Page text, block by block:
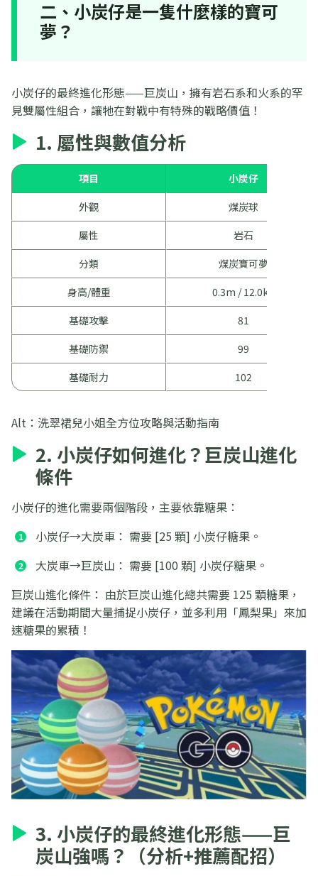
二、小炭仔是一隻什麼樣的寶可
夢？
小炭仔的最終進化形態——巨炭山，擁有岩石系和火系的罕
見雙屬性組合，讓牠在對戰中有特殊的戰略價值！
1. 屬性與數值分析
項目
小炭仔
外觀
煤炭球
屬性
岩石
分類
煤炭寶可夢
身高/體重
0.3m / 12.0kg
基礎攻擊
81
基礎防禦
99
基礎耐力
102
Alt：洗翠裙兒小姐全方位攻略與活動指南
2. 小炭仔如何進化？巨炭山進化
條件
小炭仔的進化需要兩個階段，主要依靠糖果：
小炭仔→大炭車： 需要 [25 顆] 小炭仔糖果。
大炭車→巨炭山： 需要 [100 顆] 小炭仔糖果。
巨炭山進化條件： 由於巨炭山進化總共需要 125 顆糖果，
建議在活動期間大量捕捉小炭仔，並多利用「鳳梨果」來加
速糖果的累積！
3. 小炭仔的最終進化形態——巨
炭山強嗎？（分析+推薦配招）